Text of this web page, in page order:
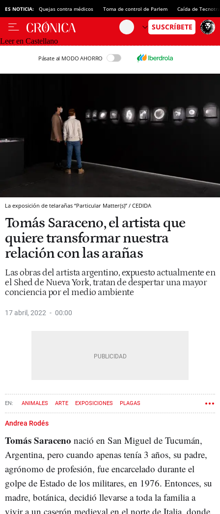
ES NOTICIA: Quejas contra médicos Toma de control de Parlem Caída de
Leer en Castellano
Pásate al MODO AHORRO
La exposición de telarañas “Particular Matter(s)” / CEDIDA
Tomás Saraceno, el artista que
quiere transformar nuestra
relación con las arañas
Las obras del artista argentino, expuesto actualmente en
el Shed de Nueva York, tratan de despertar una mayor
conciencia por el medio ambiente
17 abril, 2022 00:00
ANIMALES ARTE EXPOSICIONES PLAGAS
Andrea Rodés
Tomás Saraceno nació en San Miguel de Tucumán,
Argentina, pero cuando apenas tenía 3 años, su padre,
agrónomo de profesión, fue encarcelado durante el
golpe de Estado de los militares, en 1976. Entonces, su
madre, botánica, decidió llevarse a toda la familia a
vivir a un caserón medieval en el norte de Italia, donde